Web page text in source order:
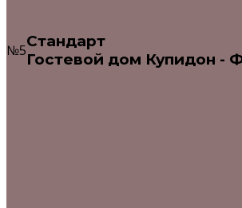
№5Стандарт
Гостевой дом Купидон -